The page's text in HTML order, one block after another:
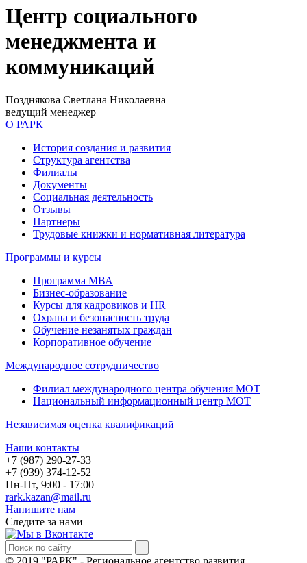
Центр социального
менеджмента и
коммуникаций
Позднякова Светлана Николаевна
ведущий менеджер
О РАРК
История создания и развития
Структура агентства
Филиалы
Документы
Социальная деятельность
Отзывы
Партнеры
Трудовые книжки и нормативная литература
Программы и курсы
Программа МВА
Бизнес-образование
Курсы для кадровиков и HR
Охрана и безопасность труда
Обучение незанятых граждан
Корпоративное обучение
Международное сотрудничество
Филиал международного центра обучения МОТ
Национальный информационный центр МОТ
Независимая оценка квалификаций
Наши контакты
+7 (987) 290-27-33
+7 (939) 374-12-52
Пн-Пт, 9:00 - 17:00
rark.kazan@mail.ru
Напишите нам
Следите за нами